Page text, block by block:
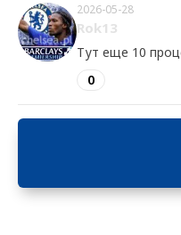
2026-05-28
Rok13
Тут еще 10
0